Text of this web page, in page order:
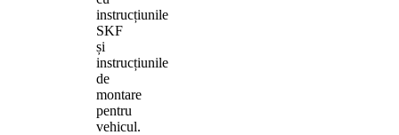
instrucțiunile
SKF
și
instrucțiunile
de
montare
pentru
vehicul.